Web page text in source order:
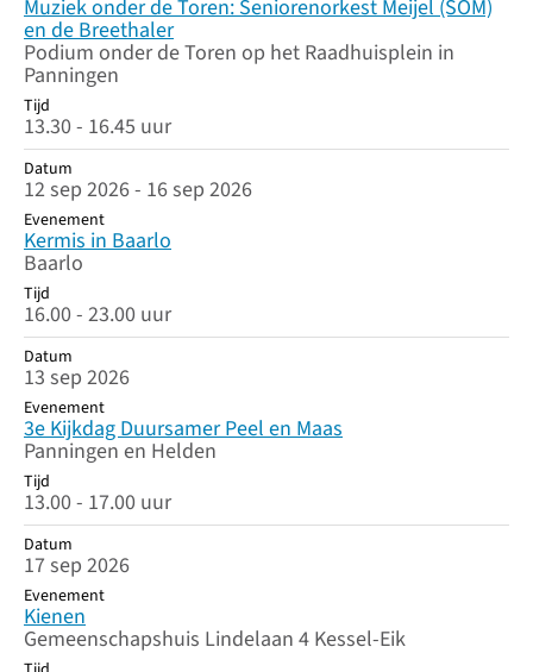
Muziek onder de Toren: Seniorenorkest Meijel (SOM)
en de Breethaler
Podium onder de Toren op het Raadhuisplein in
Panningen
Tijd
13.30 - 16.45 uur
Datum
12 sep 2026 - 16 sep 2026
Evenement
Kermis in Baarlo
Baarlo
Tijd
16.00 - 23.00 uur
Datum
13 sep 2026
Evenement
3e Kijkdag Duursamer Peel en Maas
Panningen en Helden
Tijd
13.00 - 17.00 uur
Datum
17 sep 2026
Evenement
Kienen
Gemeenschapshuis Lindelaan 4 Kessel-Eik